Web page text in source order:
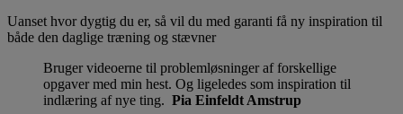
Uanset hvor dygtig du er, så vil du med garanti få ny inspiration til
både den daglige træning og stævner
Bruger videoerne til problemløsninger af forskellige
opgaver med min hest. Og ligeledes som inspiration til
indlæring af nye ting. Pia Einfeldt Amstrup